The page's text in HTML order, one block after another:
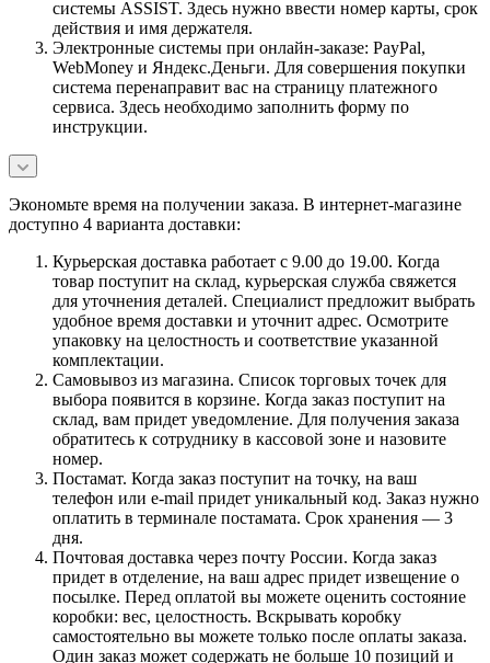
системы ASSIST. Здесь нужно ввести номер карты, срок
действия и имя держателя.
Электронные системы при онлайн-заказе: PayPal,
WebMoney и Яндекс.Деньги. Для совершения покупки
система перенаправит вас на страницу платежного
сервиса. Здесь необходимо заполнить форму по
инструкции.
Экономьте время на получении заказа. В интернет-магазине
доступно 4 варианта доставки:
Курьерская доставка работает с 9.00 до 19.00. Когда
товар поступит на склад, курьерская служба свяжется
для уточнения деталей. Специалист предложит выбрать
удобное время доставки и уточнит адрес. Осмотрите
упаковку на целостность и соответствие указанной
комплектации.
Самовывоз из магазина. Список торговых точек для
выбора появится в корзине. Когда заказ поступит на
склад, вам придет уведомление. Для получения заказа
обратитесь к сотруднику в кассовой зоне и назовите
номер.
Постамат. Когда заказ поступит на точку, на ваш
телефон или e-mail придет уникальный код. Заказ нужно
оплатить в терминале постамата. Срок хранения — 3
дня.
Почтовая доставка через почту России. Когда заказ
придет в отделение, на ваш адрес придет извещение о
посылке. Перед оплатой вы можете оценить состояние
коробки: вес, целостность. Вскрывать коробку
самостоятельно вы можете только после оплаты заказа.
Один заказ может содержать не больше 10 позиций и